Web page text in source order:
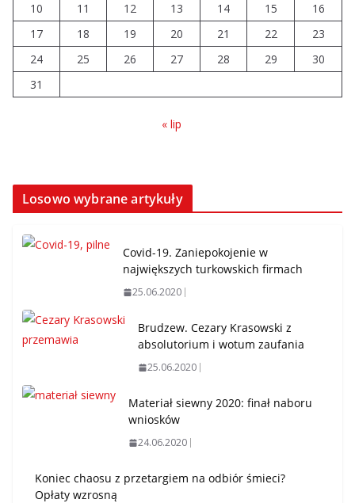
10
11 12 13 14 15
16
17
18 19 20 21 22
23
24
25 26 27 28 29
30
31
« lip
Losowo wybrane artykuły
Covid-19. Zaniepokojenie w
największych turkowskich firmach
25.06.2020
Brudzew. Cezary Krasowski z
absolutorium i wotum zaufania
25.06.2020
Materiał siewny 2020: finał naboru
wniosków
24.06.2020
Koniec chaosu z przetargiem na odbiór śmieci?
Opłaty wzrosną